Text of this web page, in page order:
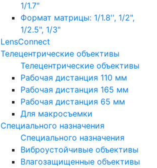
1/1.7"
Формат матрицы: 1/1.8'', 1/2",
1/2.5", 1/3"
LensConnect
Телецентрические объективы
Телецентрические объективы
Рабочая дистанция 110 мм
Рабочая дистанция 165 мм
Рабочая дистанция 65 мм
Для макросъемки
Специального назначения
Специального назначения
Виброустойчивые объективы
Влагозащищенные объективы